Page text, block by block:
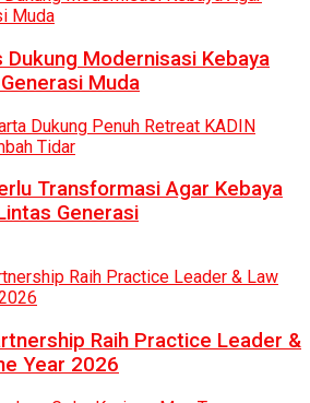
Dukung Modernisasi Kebaya
Muda
Transformasi Agar Kebaya
Generasi
Raih Practice Leader &
Year 2026